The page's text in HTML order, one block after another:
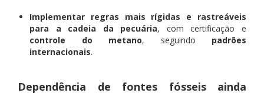
Implementar regras mais rígidas e rastreáveis
para a cadeia da pecuária, com certificação e
controle do metano, seguindo padrões
internacionais.
Dependência de fontes fósseis ainda